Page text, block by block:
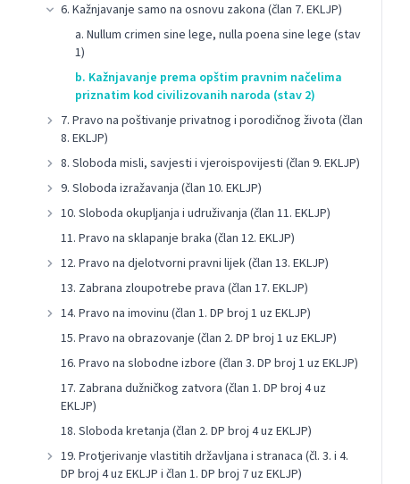
6. Kažnjavanje samo na osnovu zakona (član 7. EKLJP)
a. Nullum crimen sine lege, nulla poena sine lege (stav
1)
b. Kažnjavanje prema opštim pravnim načelima
priznatim kod civilizovanih naroda (stav 2)
7. Pravo na poštivanje privatnog i porodičnog života (član
8. EKLJP)
8. Sloboda misli, savjesti i vjeroispovijesti (član 9. EKLJP)
9. Sloboda izražavanja (član 10. EKLJP)
10. Sloboda okupljanja i udruživanja (član 11. EKLJP)
11. Pravo na sklapanje braka (član 12. EKLJP)
12. Pravo na djelotvorni pravni lijek (član 13. EKLJP)
13. Zabrana zloupotrebe prava (član 17. EKLJP)
14. Pravo na imovinu (član 1. DP broj 1 uz EKLJP)
15. Pravo na obrazovanje (član 2. DP broj 1 uz EKLJP)
16. Pravo na slobodne izbore (član 3. DP broj 1 uz EKLJP)
17. Zabrana dužničkog zatvora (član 1. DP broj 4 uz
EKLJP)
18. Sloboda kretanja (član 2. DP broj 4 uz EKLJP)
19. Protjerivanje vlastitih državljana i stranaca (čl. 3. i 4.
DP broj 4 uz EKLJP i član 1. DP broj 7 uz EKLJP)